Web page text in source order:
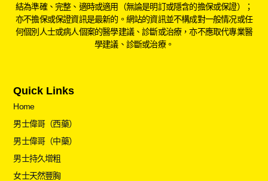
結為準確、完整、適時或適用（無論是明訂或隱含的擔保或保證）；
亦不擔保或保證資訊是最新的。網站的資訊並不構成對一般情况或任
何個別人士或病人個案的醫學建議、診斷或治療，亦不應取代專業醫
學建議、診斷或治療。
Quick Links
Home
男士偉哥（西藥）
男士偉哥（中藥）
男士持久增粗
女士天然豐胸